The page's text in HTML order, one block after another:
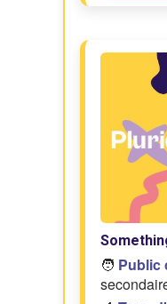
🧑 Public